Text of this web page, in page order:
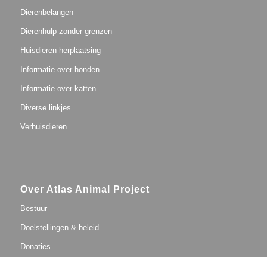
Dierenbelangen
Dierenhulp zonder grenzen
Huisdieren herplaatsing
Informatie over honden
Informatie over katten
Diverse linkjes
Verhuisdieren
Over Atlas Animal Project
Bestuur
Doelstellingen & beleid
Donaties